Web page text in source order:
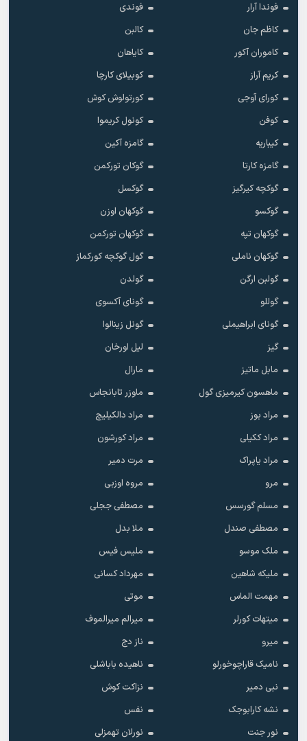
فوندا آرار
فوندی
کاظم جان
کالبن
کاموران آکور
کایاهان
کریم آراز
کوبیلای کارچا
کورای آوجی
کورتولوش کوش
کوفن
کونول کریموا
کیباریه
گامزه آکین
گامزه کارتا
گوکان تورکمن
گوکچه کیرگیز
گوکسل
گوکسو
گوکهان اوزن
گوکهان تپه
گوکهان تورکمن
گوکهان ناملی
گول گوکچه کورکماز
گولبن ارگن
گولدن
گوللو
گونای آکسوی
گونای ابراهیملی
گونل زینالوا
گیز
لیل اورخان
مابل ماتیز
مارال
ماهسون کیرمیزی گول
ماوزر تابانجاس
مراد بوز
مراد دالکیلیچ
مراد ککیلی
مراد کورشون
مراد یاپراک
مرت دمیر
مرو
مروه اوزبی
مسلم گورسس
مصطفی ججلی
مصطفی صندل
ملا بدل
ملک موسو
ملیس فیس
ملیکه شاهین
مهرداد کسانی
مهمت الماس
موتی
میتهات کورلر
میرالم میرالموف
میرو
ناز دج
نامیک قاراچوخورلو
ناهیده باباشلی
نبی دمیر
نزاکت کوش
نشه کارابوجک
نفس
نور جنت
نورلان تهمزلی